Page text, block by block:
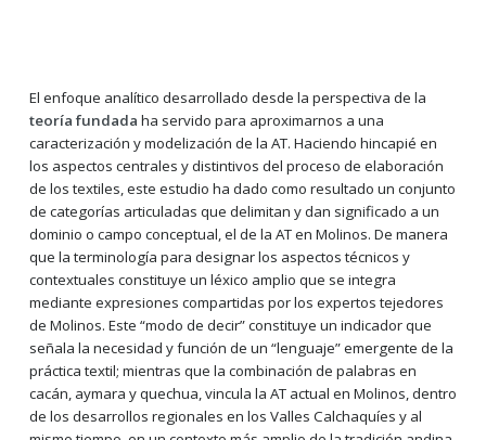
El enfoque analítico desarrollado desde la perspectiva de la
teoría fundada ha servido para aproximarnos a una
caracterización y modelización de la AT. Haciendo hincapié en
los aspectos centrales y distintivos del proceso de elaboración
de los textiles, este estudio ha dado como resultado un conjunto
de categorías articuladas que delimitan y dan significado a un
dominio o campo conceptual, el de la AT en Molinos. De manera
que la terminología para designar los aspectos técnicos y
contextuales constituye un léxico amplio que se integra
mediante expresiones compartidas por los expertos tejedores
de Molinos. Este “modo de decir” constituye un indicador que
señala la necesidad y función de un “lenguaje” emergente de la
práctica textil; mientras que la combinación de palabras en
cacán, aymara y quechua, vincula la AT actual en Molinos, dentro
de los desarrollos regionales en los Valles Calchaquíes y al